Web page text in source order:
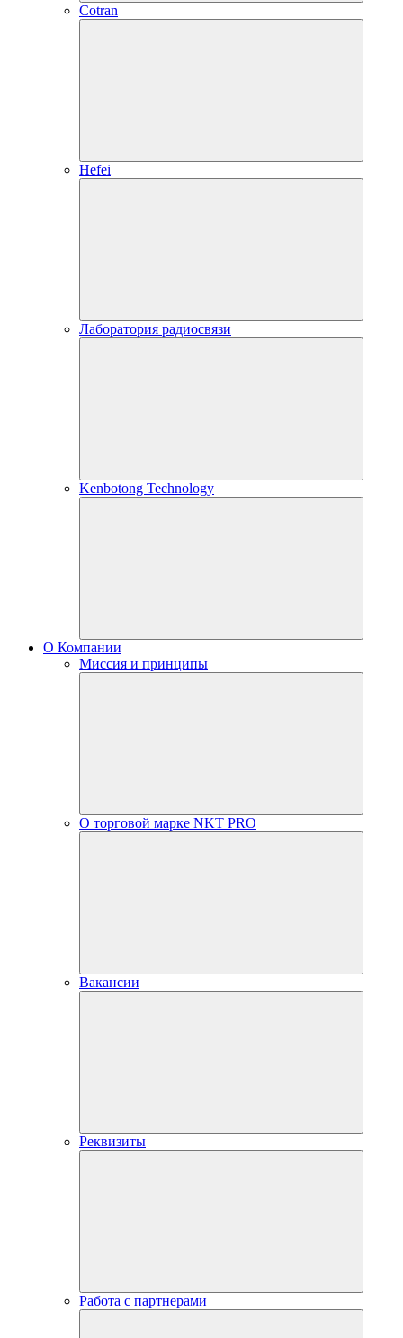
Cotran
Hefei
Лаборатория радиосвязи
Kenbotong Technology
О Компании
Миссия и принципы
О торговой марке NKT PRO
Вакансии
Реквизиты
Работа с партнерами